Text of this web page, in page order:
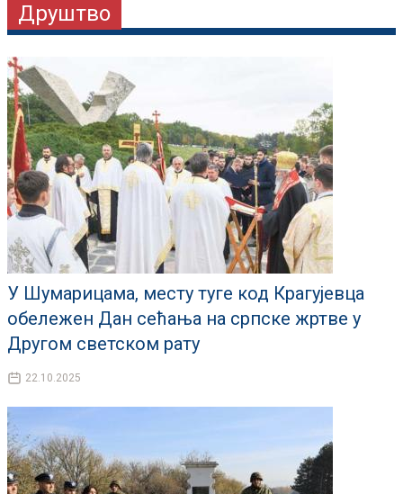
Друштво
У Шумарицама, месту туге код Крагујевца
обележен Дан сећања на српске жртве у
Другом светском рату
22.10.2025